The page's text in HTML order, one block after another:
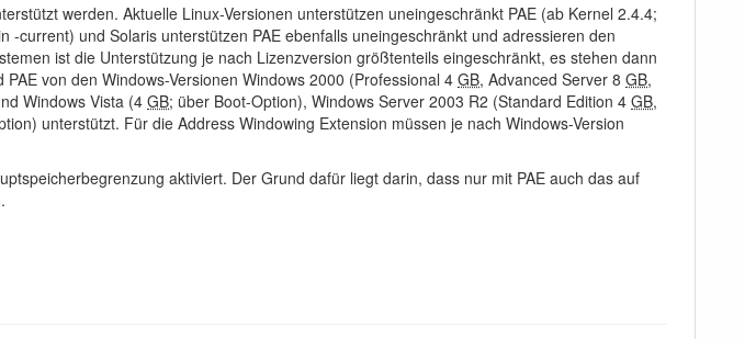
werden. Aktuelle Linux-Versionen unterstützen uneingeschränkt PAE (ab Kernel 2.4.4;
-current) und Solaris unterstützen PAE ebenfalls uneingeschränkt und adressieren den
ist die Unterstützung je nach Lizenzversion größtenteils eingeschränkt, es stehen dann
von den Windows-Versionen Windows 2000 (Professional 4 GB, Advanced Server 8 GB,
Windows Vista (4GB; über Boot-Option), Windows Server 2003 R2 (Standard Edition 4 GB,
unterstützt. Für die Address Windowing Extension müssen je nach Windows-Version
aktiviert. Der Grund dafür liegt darin, dass nur mit PAE auch das auf